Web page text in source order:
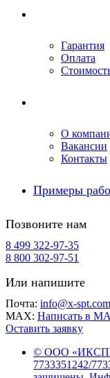
Гарантия
Оплата
О
Вакансии
Контакты
Примеры
Позвоните нам
8 499 322-97-35
8 800 302-97-51
Или напишите
Почта: info@x-spt.com
MAX: Написать в
Оставить заявку
© ООО
7733351242/